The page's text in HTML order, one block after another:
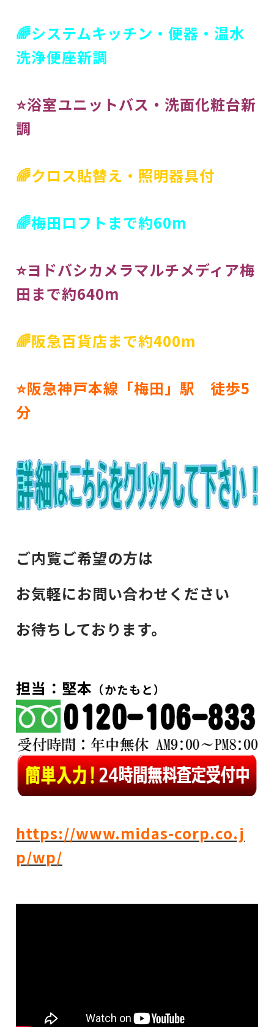
🌈システムキッチン・便器・温水
洗浄便座新調
⭐浴室ユニットバス・洗面化粧台新
調
🌈クロス貼替え・照明器具付
🌈梅田ロフトまで約60m
⭐ヨドバシカメラマルチメディア梅
田まで約640m
🌈阪急百貨店まで約400m
⭐阪急神戸本線「梅田」駅 徒歩5
分
ご内覧ご希望の方は
お気軽にお問い合わせください
お待ちしております。
担当：堅本 （かたもと）
https://www.midas-corp.co.j
p/wp/